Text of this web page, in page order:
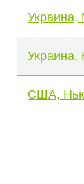
Украина,
США,